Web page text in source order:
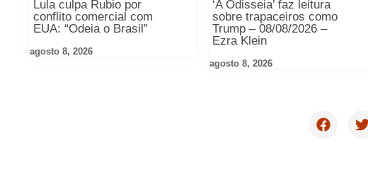
Lula culpa Rubio por
conflito comercial com
EUA: “Odeia o Brasil”
agosto 8, 2026
‘A Odisseia’ faz leitura
sobre trapaceiros como
Trump – 08/08/2026 –
Ezra Klein
agosto 8, 2026